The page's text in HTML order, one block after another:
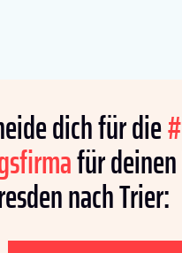
dich für die
für
nach Trier: